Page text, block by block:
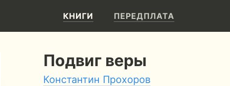
КНИГИ ПЕРЕДПЛАТА
Подвиг веры
Константин Прохоров